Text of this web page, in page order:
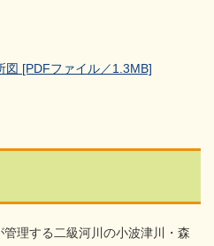
図 [PDFファイル／1.3MB]
理する二級河川の小波津川・森